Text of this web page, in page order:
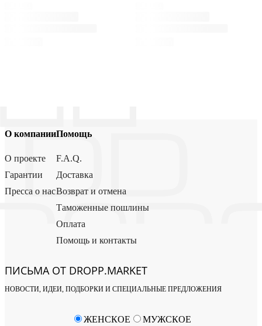
О компании
О проекте
Гарантии
Пресса о нас
Помощь
F.A.Q.
Доставка
Возврат и отмена
Таможенные пошлины
Оплата
Помощь и контакты
ПИСЬМА ОТ DROPP.MARKET
НОВОСТИ, ИДЕИ, ПОДБОРКИ И СПЕЦИАЛЬНЫЕ ПРЕДЛОЖЕНИЯ
ЖЕНСКОЕ МУЖСКОЕ